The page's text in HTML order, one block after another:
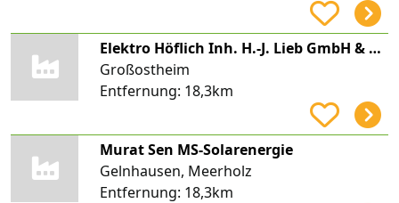
Elektro Höflich Inh. H.-J. Lieb GmbH & Co. KG
Großostheim
Entfernung: 18,3km
Murat Sen MS-Solarenergie
Gelnhausen, Meerholz
Entfernung: 18,3km